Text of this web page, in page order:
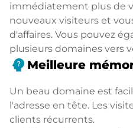
immédiatement plus de
nouveaux visiteurs et
d'affaires. Vous pouvez
plusieurs domaines vers
psychology_alt Meilleure
Un beau domaine est
l'adresse en tête. Les
clients récurrents.